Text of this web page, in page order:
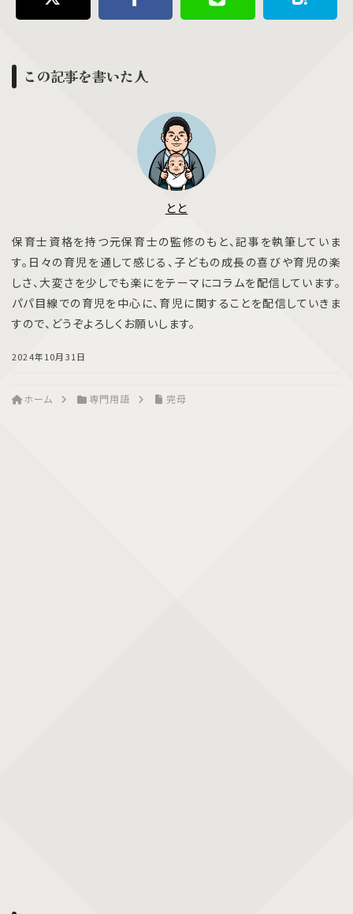
この記事を書いた人
とと
保育士資格を持つ元保育士の監修のもと、記事を執筆していま
す。日々の育児を通して感じる、子どもの成長の喜びや育児の楽
しさ、大変さを少しでも楽にをテーマにコラムを配信しています。
パパ目線での育児を中心に、育児に関することを配信していきま
すので、どうぞよろしくお願いします。
2024年10月31日
ホーム 専門用語 完母